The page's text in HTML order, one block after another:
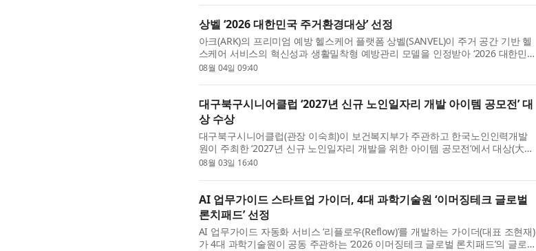
상벨 ‘2026 대한민국 주거환경대상’ 선정
아크(ARK)의 프리미엄 예방 헬스케어 플랫폼 상벨(SANVEL)이 주거 공간 기반 헬
스케어 서비스의 혁신성과 생활밀착형 예방관리 모델을 인정받아 ‘2026 대한민국
주거환경대상’에 선정됐다고 밝혔다. 상벨은 아파트 커뮤니티 공간에서 입주민이
08월 04일 09:40
대구북구시니어클럽 ‘2027년 신규 노인일자리 개발 아이템 공모전’ 대
상 수상
대구북구시니어클럽(관장 이숙희)이 보건복지부가 주관하고 한국노인인력개발
원이 주최한 ‘2027년 신규 노인일자리 개발을 위한 아이템 공모전’에서 대상(大賞)
을 수상했다. 대구북구시니어클럽은 지역 특화 노인일자리 아이템인 ‘시니어 로컬
08월 03일 16:40
AI 업무가이드 스타트업 가이더, 4대 과학기술원 ‘이머징테크 글로벌
론치패드’ 선정
AI 업무가이드 자동화 서비스 ‘리플로우(Reflow)’를 개발하는 가이더(대표 조현재)
가 4대 과학기술원이 공동 주관하는 ‘2026 이머징테크 글로벌 론치패드’의 글로벌